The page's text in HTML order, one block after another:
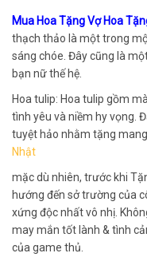
Mua Hoa Tặng Vợ Hoa
thạch thảo là một trong
sáng chóe. Đây cũng là
bạn nữ thế hệ.
Hoa tulip: Hoa tulip gồm
tình yêu và niềm hy vọng.
tuyệt hảo nhằm tặng mang
Nhật
mặc dù nhiên, trước khi
hướng đến sở trường của
xứng độc nhất vô nhị.
may mắn tốt lành & tình
của game thủ.